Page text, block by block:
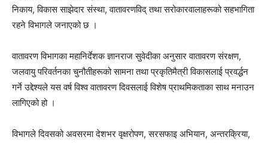
निकाय, विकास साझेदार संस्था, वातावरणविद् तथा सरोकारवालाहरूको सहभागिता
रहने विभागले जनाएको छ ।
वातावरण विभागका महानिर्देशक ज्ञानराज सुवेदीका अनुसार वातावरण संरक्षण,
जलवायु परिवर्तनका चुनौतीहरूको सामना तथा प्रकृतिमैत्री विकासलाई प्रवर्द्धन
गर्ने उद्देश्यले यस वर्ष विश्व वातावरण दिवसलाई विशेष प्राथमिकताका साथ मनाउन
लागिएको हो ।
विभागले दिवसको अवसरमा देशभर वृक्षरोपण, सरसफाइ अभियान, अन्तरक्रिया,